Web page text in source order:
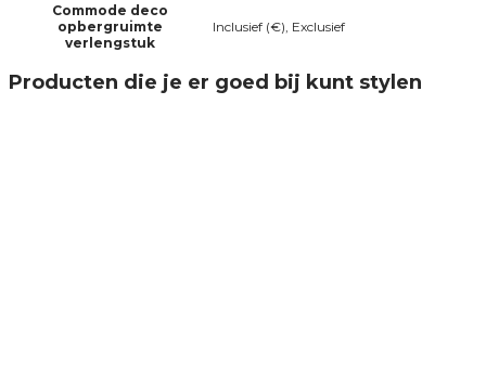
Commode deco
opbergruimte
verlengstuk
Inclusief (€), Exclusief
Producten die je er goed bij kunt stylen